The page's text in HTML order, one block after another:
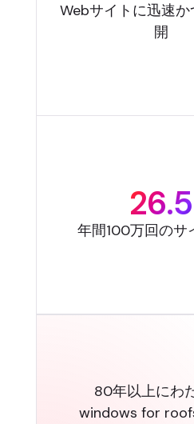
Webサイトに迅速
開
26.5
年間100万回のサ
80年以上にわ
windows for